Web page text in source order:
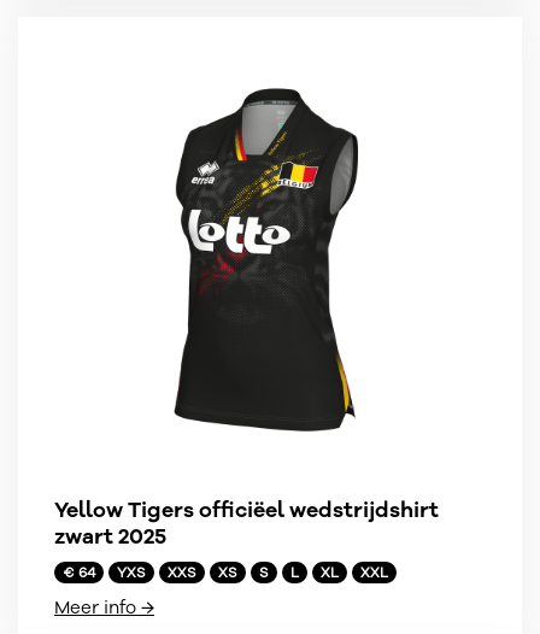
Yellow Tigers officiëel wedstrijdshirt
zwart 2025
€ 64 YXS XXS XS S L XL XXL
Meer info →